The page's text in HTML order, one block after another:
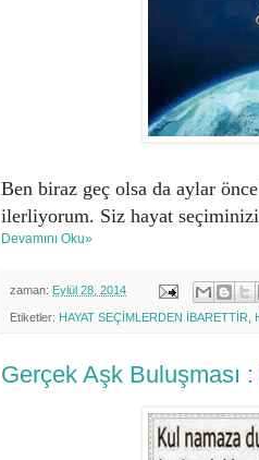
Ben biraz geç olsa da aylar
ilerliyorum. Siz hayat seçiminizi
Devamını Oku»
zaman: Eylül 28, 2014
Etiketler: HAYAT SEÇİMLERDEN İBARETTİR
Gerçek Aşk Buluşması